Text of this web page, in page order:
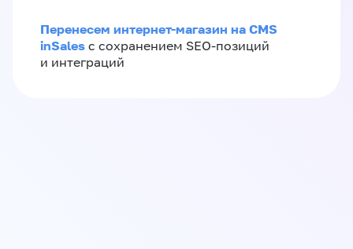
Перенесем интернет-магазин на CMS
inSales с сохранением SEO-позиций
и интеграций